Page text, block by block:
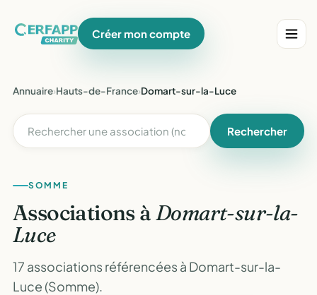
Créer mon compte
Annuaire›Hauts-de-France›Domart-sur-la-Luce
Rechercher
SOMME
Associations àDomart-sur-la-
Luce
17 associations référencées à Domart-sur-la-
Luce (Somme).